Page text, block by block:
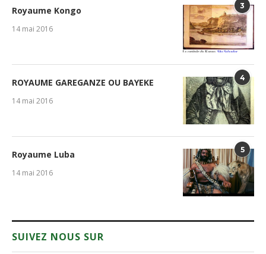
3
Royaume Kongo
14 mai 2016
4
ROYAUME GAREGANZE OU BAYEKE
14 mai 2016
5
Royaume Luba
14 mai 2016
SUIVEZ NOUS SUR